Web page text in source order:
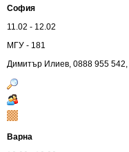
София
11.02 - 12.02
МГУ - 181
Димитър Илиев, 0888 955 542,
Варна